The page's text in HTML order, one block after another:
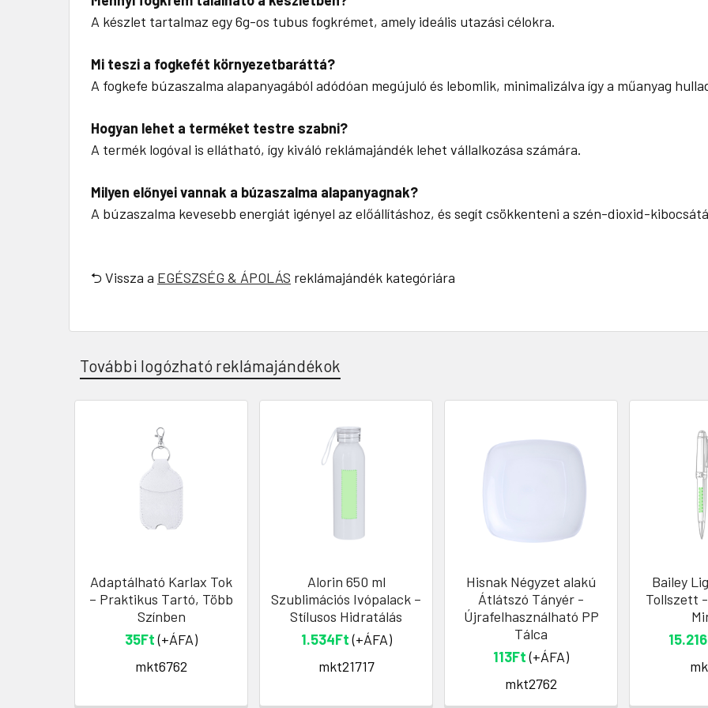
A készlet tartalmaz egy 6g-os tubus fogkrémet, amely ideális utazási célokra.
Mi teszi a fogkefét környezetbaráttá?
A fogkefe búzaszalma alapanyagából adódóan megújuló és lebomlik, minimalizálva így a műanyag
Hogyan lehet a terméket testre szabni?
A termék logóval is ellátható, így kiváló reklámajándék lehet vállalkozása számára.
Milyen előnyei vannak a búzaszalma alapanyagnak?
A búzaszalma kevesebb energiát igényel az előállításhoz, és segít csökkenteni a szén-dioxid-
⮌ Vissza a EGÉSZSÉG & ÁPOLÁS reklámajándék kategóriára
További logózható reklámajándékok
Adaptálható Karlax Tok
– Praktikus Tartó, Több
Színben
35Ft(+ÁFA)
mkt6762
Alorin 650 ml
Szublimációs Ivópalack –
Stílusos Hidratálás
1.534Ft(+ÁFA)
mkt21717
Hisnak Négyzet alakú
Átlátszó Tányér -
Újrafelhasználható PP
Tálca
113Ft(+ÁFA)
mkt2762
Bailey
Tollszett